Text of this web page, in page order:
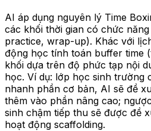
AI áp dụng nguyên lý Time
các khối thời gian có chức
practice, wrap-up). Khác với
động học tính toán buffer time
khối dựa trên độ phức tạp nội
học. Ví dụ: lớp học sinh trường
nhanh phần cơ bản, AI sẽ đề
thêm vào phần nâng cao;
sinh chậm tiếp thu sẽ được đề
hoạt động scaffolding.